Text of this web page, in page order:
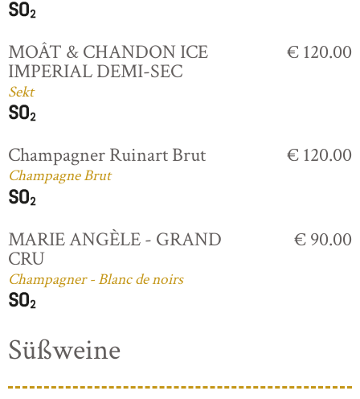
MOÂT & CHANDON ICE
IMPERIAL DEMI-SEC
Sekt
€ 120.00
Champagner Ruinart Brut
Champagne Brut
€ 120.00
MARIE ANGÈLE - GRAND
CRU
Champagner - Blanc de noirs
€ 90.00
Süßweine